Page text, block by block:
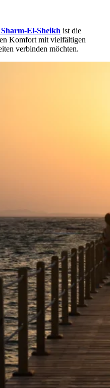
Sharm-El-Sheikh ist die
Komfort mit vielfältigen
verbinden möchten.